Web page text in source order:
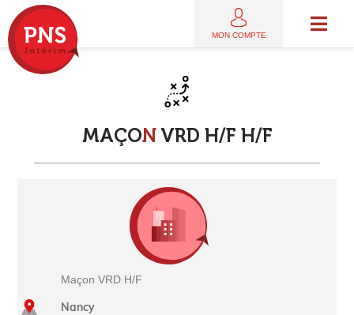
MON COMPTE
MAÇON VRD H/F H/F
Maçon VRD H/F
Nancy